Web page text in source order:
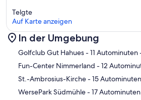
Karte
Telgte
Auf Karte anzeigen
In der Umgebung
Golfclub Gut Hahues- 11 Autominuten
Fun-Center Nimmerland - 12
St.-Ambrosius-Kirche- 15 Autominuten
WersePark Südmühle- 17 Autominuten